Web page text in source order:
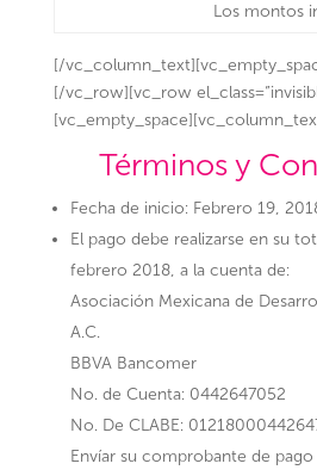
Los montos
[/
[/vc_row][vc_row
Términos y
Fecha de inicio: Febrero 19,
El pago debe realizarse en su
febrero 2018, a la cuenta de:
Asociación Mexicana de
A.C.
BBVA Bancomer
No. de Cuenta: 0442647052
No. De CLABE:
Envíar su comprobante de